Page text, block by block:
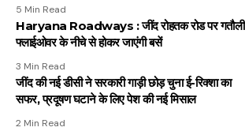
5 Min Read
Haryana Roadways : जींद रोहतक रोड पर गतौली
फ्लाईओवर के नीचे से होकर जाएंगी बसें
3 Min Read
जींद की नई डीसी ने सरकारी गाड़ी छोड़ चुना ई-रिक्शा का
सफर, प्रदूषण घटाने के लिए पेश की नई मिसाल
2 Min Read